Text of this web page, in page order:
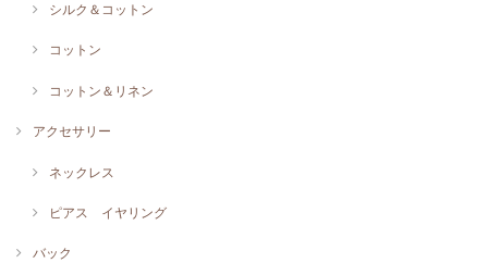
シルク＆コットン
コットン
コットン＆リネン
アクセサリー
ネックレス
ピアス イヤリング
バック